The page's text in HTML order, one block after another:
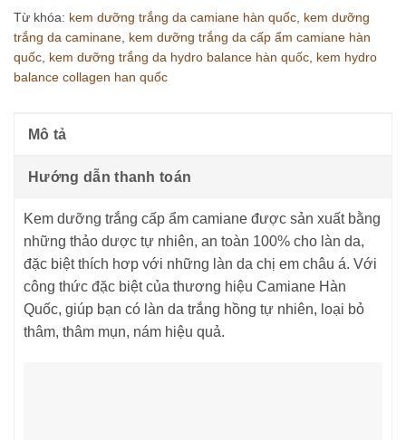
Từ khóa: kem dưỡng trắng da camiane hàn quốc kem dưỡng
trắng da caminane kem dưỡng trắng da cấp ẩm camiane hàn
quốc kem dưỡng trắng da hydro balance hàn quốc kem hydro
balance collagen han quốc
Mô tả
Hướng dẫn thanh toán
Kem dưỡng trắng cấp ẩm camiane được sản xuất bằng
những thảo dược tự nhiên, an toàn 100% cho làn da,
đặc biệt thích hơp với những làn da chị em châu á. Với
công thức đặc biệt của thương hiệu Camiane Hàn
Quốc, giúp bạn có làn da trắng hồng tự nhiên, loại bỏ
thâm, thâm mụn, nám hiệu quả.